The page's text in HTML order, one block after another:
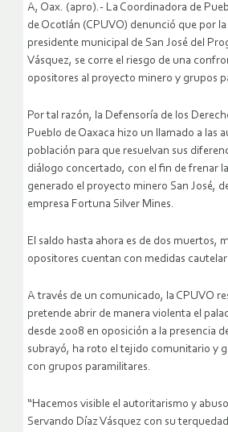
A, Oax. (apro).- La Coordinadora de
de Ocotlán (CPUVO) denunció que por la
presidente municipal de San José del
Vásquez, se corre el riesgo de una
opositores al proyecto minero y grupos
Por tal razón, la Defensoría de los
Pueblo de Oaxaca hizo un llamado a las
población para que resuelvan sus
diálogo concertado, con el fin de frenar
generado el proyecto minero San José,
empresa Fortuna Silver Mines.
El saldo hasta ahora es de dos muertos,
opositores cuentan con medidas
A través de un comunicado, la CPUVO
pretende abrir de manera violenta el
desde 2008 en oposición a la presencia
subrayó, ha roto el tejido comunitario y
con grupos paramilitares.
“Hacemos visible el autoritarismo y
Servando Díaz Vásquez con su